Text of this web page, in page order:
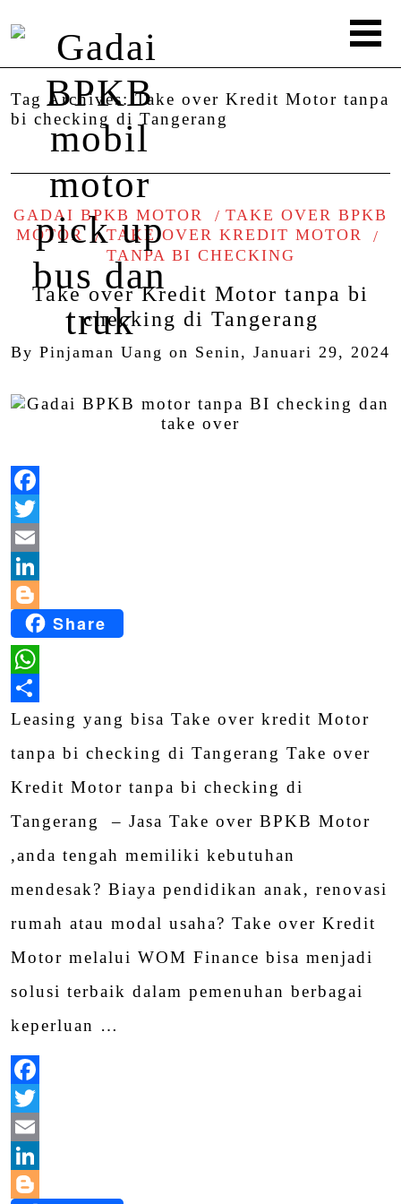
Tag Archives:Take over Kredit Motor tanpa
bi checking di Tangerang
GADAI BPKB MOTOR
TAKE OVER BPKB
MOTOR
TAKE OVER KREDIT MOTOR
TANPA BI CHECKING
Take over Kredit Motor tanpa bi
checking di Tangerang
By Pinjaman Uang on Senin, Januari 29, 2024
Facebook
Twitter
Email
LinkedIn
BloggerShare
WhatsApp
Share
Leasing yang bisa Take over kredit Motor
tanpa bi checking di Tangerang Take over
Kredit Motor tanpa bi checking di
Tangerang – Jasa Take over BPKB Motor
,anda tengah memiliki kebutuhan
mendesak? Biaya pendidikan anak, renovasi
rumah atau modal usaha? Take over Kredit
Motor melalui WOM Finance bisa menjadi
solusi terbaik dalam pemenuhan berbagai
keperluan …
Facebook
Twitter
Email
LinkedIn